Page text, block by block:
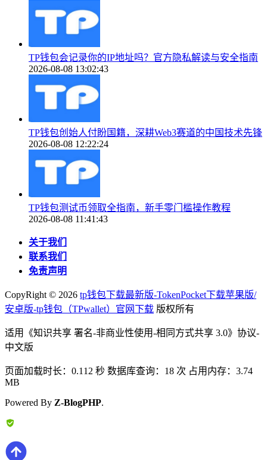
TP钱包会记录你的IP地址吗？官方隐私解读与安全指南
2026-08-08 13:02:43
TP钱包创始人付盼国籍，深耕Web3赛道的中国技术先锋
2026-08-08 12:22:24
TP钱包测试币领取全指南，新手零门槛操作教程
2026-08-08 11:41:43
关于我们
联系我们
免责声明
CopyRight © 2026 tp钱包下载最新版-TokenPocket下载苹果版/
安卓版-tp钱包（TPwallet）官网下载 版权所有
适用《知识共享 署名-非商业性使用-相同方式共享 3.0》协议-
中文版
页面加载时长：0.112 秒 数据库查询：18 次 占用内存：3.74
MB
Powered By Z-BlogPHP.